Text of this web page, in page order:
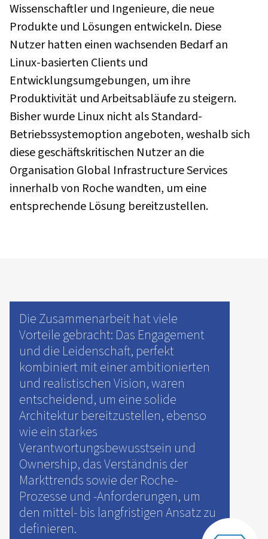
Wissenschaftler und Ingenieure, die neue
Produkte und Lösungen entwickeln. Diese
Nutzer hatten einen wachsenden Bedarf an
Linux-basierten Clients und
Entwicklungsumgebungen, um ihre
Produktivität und Arbeitsabläufe zu steigern.
Bisher wurde Linux nicht als Standard-
Betriebssystemoption angeboten, weshalb sich
diese geschäftskritischen Nutzer an die
Organisation Global Infrastructure Services
innerhalb von Roche wandten, um eine
entsprechende Lösung bereitzustellen.
Die Zusammenarbeit hat viele
Vorteile gebracht: Das Engagement
und die Leidenschaft, perfekt
kombiniert mit einer ambitionierten
und realistischen Vision, waren
entscheidend, um eine solide
Architektur bereitzustellen, ebenso
wie ein starkes
Verantwortungsbewusstsein und
Ownership, das Verständnis der
Markttrends sowie der Roche-
Prozesse und -Anforderungen, um
den mittel- bis langfristigen Ansatz zu
definieren.